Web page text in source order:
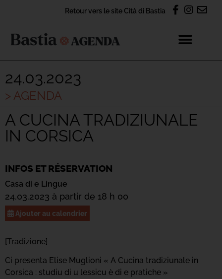
Retour vers le site Cità di Bastia
24.03.2023
> AGENDA
A CUCINA TRADIZIUNALE
IN CORSICA
INFOS ET RÉSERVATION
Casa di e Lingue
24.03.2023 à partir de 18 h 00
Ajouter au calendrier
[Tradizione]
Ci presenta Elise Muglioni « A Cucina tradiziunale in
Corsica : studiu di u lessicu è di e pratiche »